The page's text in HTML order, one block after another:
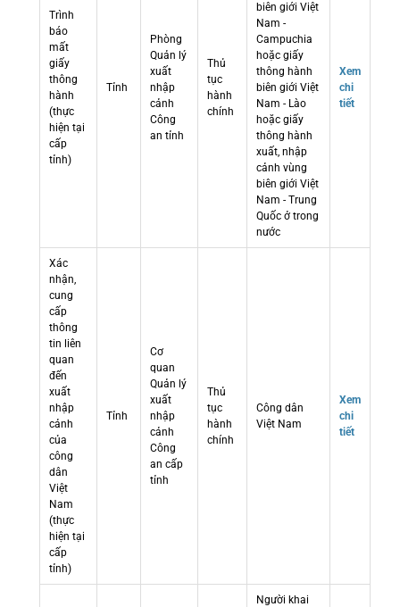
Trình
báo
mất
giấy
thông
hành
(thực
hiện tại
cấp
tỉnh)
Tỉnh
Phòng
Quản lý
xuất
nhập
cảnh
Công
an tỉnh
Thủ
tục
hành
chính
biên giới Việt
Nam -
Campuchia
hoặc giấy
thông hành
biên giới Việt
Nam - Lào
hoặc giấy
thông hành
xuất, nhập
cảnh vùng
biên giới Việt
Nam - Trung
Quốc ở trong
nước
Xem
chi
tiết
Xác
nhận,
cung
cấp
thông
tin liên
quan
đến
xuất
nhập
cảnh
của
công
dân
Việt
Nam
(thực
hiện tại
cấp
tỉnh)
Tỉnh
Cơ
quan
Quản lý
xuất
nhập
cảnh
Công
an cấp
tỉnh
Thủ
tục
hành
chính
Công dân
Việt Nam
Xem
chi
tiết
Người khai